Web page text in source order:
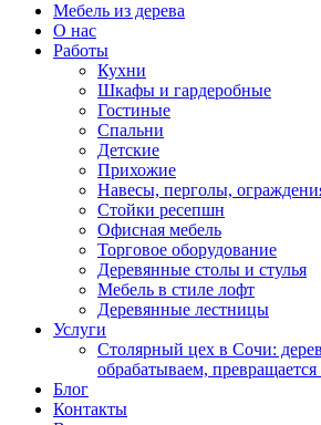
Мебель из дерева
О нас
Работы
Кухни
Шкафы и гардеробные
Гостиные
Спальни
Детские
Прихожие
Навесы, перголы,
Стойки ресепшн
Офисная мебель
Торговое оборудование
Деревянные столы и стулья
Мебель в стиле лофт
Деревянные лестницы
Услуги
Столярный цех в Сочи:
обрабатываем,
Блог
Контакты